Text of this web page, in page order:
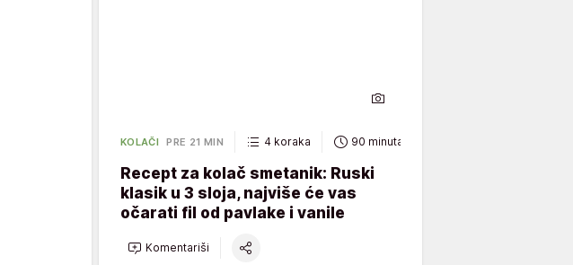
KOLAČI PRE 21 MIN 4 koraka 90 minuta
Recept za kolač smetanik: Ruski
klasik u 3 sloja, najviše će vas
očarati fil od pavlake i vanile
Komentariši